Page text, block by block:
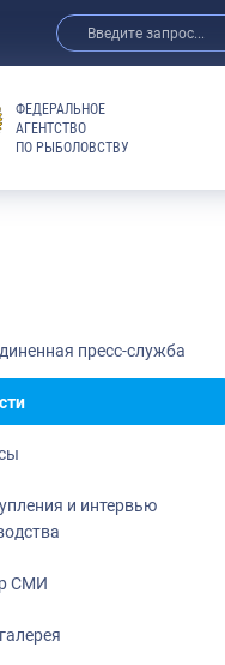
ФЕДЕРАЛЬНОЕ
АГЕНТСТВО
ПО РЫБОЛОВСТВУ
пресс-служба
и интервью
СМИ